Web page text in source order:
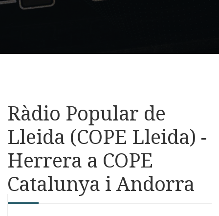
Ràdio Popular de
Lleida (COPE Lleida) -
Herrera a COPE
Catalunya i Andorra